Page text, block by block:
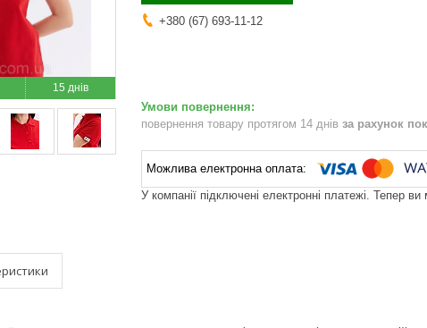
15 днів
+380 (67) 693-11-12
повернення товару протягом 14 днів за рахунок
У компанії підключені електронні платежі. Тепер